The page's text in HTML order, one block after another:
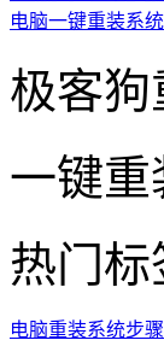
电脑一键重装系
极客狗
一键重
热门标
电脑重装系统步骤